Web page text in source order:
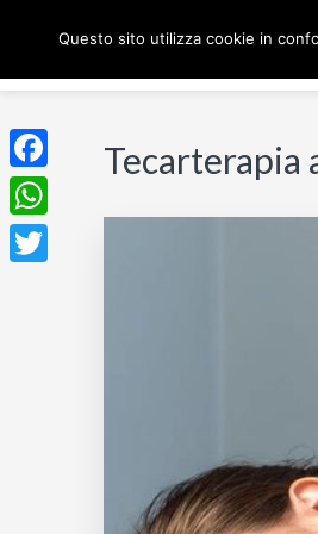
navigazione
contenuto
Tecarterapia
Facebook
WhatsApp
Questo sito utilizza cookie in